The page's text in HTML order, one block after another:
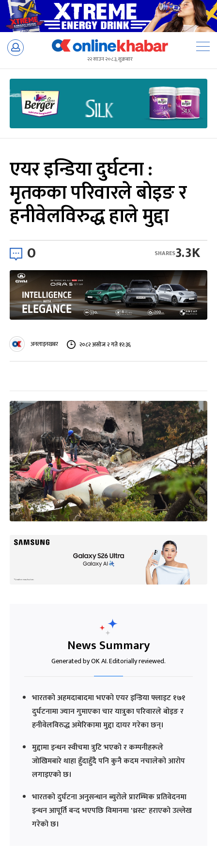
Skip
२२ साउन २०८३, शुक्रबार
एयर इन्डिया दुर्घटना :
मृतकका परिवारले बोइङ र
हनीवेलविरुद्ध हाले मुद्दा
0 3.3K
SHARES
अनलाइनखबर २०८२ असोज २ गते १२:३६
News Summary
Generated by OK AI. Editorially reviewed.
भारतको अहमदाबादमा भएको एयर इन्डिया फ्लाइट १७१
दुर्घटनामा ज्यान गुमाएका चार यात्रुका परिवारले बोइङ र
हनीवेलविरुद्ध अमेरिकामा मुद्दा दायर गरेका छन्।
मुद्दामा इन्धन स्वीचमा त्रुटि भएको र कम्पनीहरूले
जोखिमबारे थाहा हुँदाहुँदै पनि कुनै कदम नचालेको आरोप
लगाइएको छ।
भारतको दुर्घटना अनुसन्धान ब्युरोले प्रारम्भिक प्रतिवेदनमा
इन्धन आपूर्ति बन्द भएपछि विमानमा 'थ्रस्ट' हराएको उल्लेख
गरेको छ।